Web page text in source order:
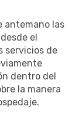
antemano las
el
servicios de
dentro del
la manera